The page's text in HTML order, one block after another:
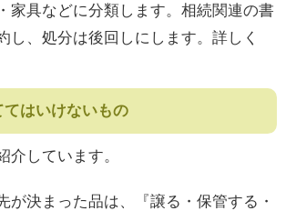
家具などに分類します。相続関連の書
し、処分は後回しにします。詳しく
はいけないもの
介しています。
が決まった品は、『譲る・保管する・